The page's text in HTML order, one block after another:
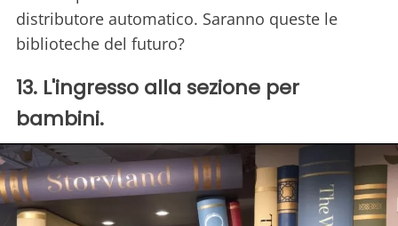
distributore automatico. Saranno queste le
biblioteche del futuro?
13. L'ingresso alla sezione per
bambini.